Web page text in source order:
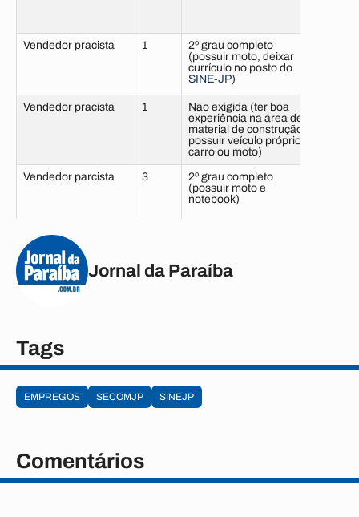
Vendedor pracista 1
2º grau completo
(possuir moto, deixar
currículo no posto do
SINE-JP)
Vendedor pracista 1
Não exigida (ter boa
experiência na área de
material de construção,
possuir veículo próprio,
carro ou moto)
Vendedor parcista 3
2º grau completo
(possuir moto e
notebook)
Vidraceiro
TOTAL 139
Jornal da Paraíba
Tags
EMPREGOS SECOMJP SINEJP
Comentários